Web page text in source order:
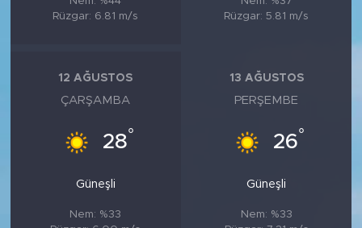
Rüzgar: 6.81 m/s
Rüzgar: 5.81 m/s
12 AĞUSTOS
ÇARŞAMBA
28°
Güneşli
Nem: %33
13 AĞUSTOS
PERŞEMBE
26°
Güneşli
Nem: %33